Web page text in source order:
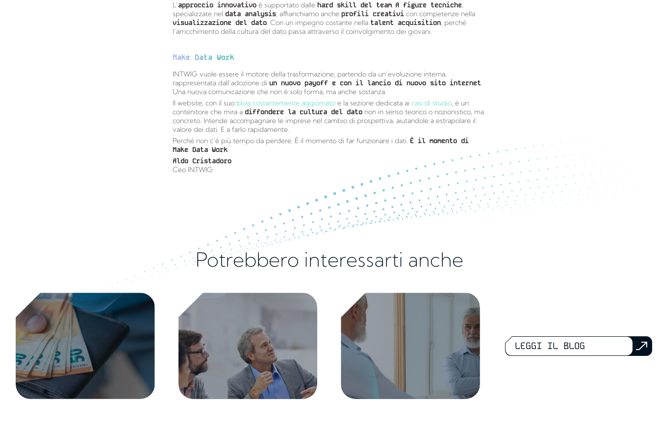
L’approccio innovativo è supportato dalle hard skill del team. A figure tecniche,
specializzate nel data analysis, affianchiamo anche profili creativi con competenze nella
visualizzazione del dato. Con un impegno costante nella talent acquisition, perché
l’arricchimento della cultura del dato passa attraverso il coinvolgimento dei giovani.
Make Data Work
INTWIG vuole essere il motore della trasformazione, partendo da un’evoluzione interna,
rappresentata dall’adozione di un nuovo payoff e con il lancio di nuovo sito internet.
Una nuova comunicazione che non è solo forma, ma anche sostanza.
Il website, con il suo blog costantemente aggiornato e la sezione dedicata ai casi di studio, è un
contenitore che mira a diffondere la cultura del dato non in senso teorico o nozionistico, ma
concreto. Intende accompagnare le imprese nel cambio di prospettiva, aiutandole a estrapolare il
valore dei dati. E a farlo rapidamente.
Perché non c’è più tempo da perdere. È il momento di far funzionare i dati. È il momento di
Make Data Work.
Aldo Cristadoro
Ceo INTWIG
Potrebbero interessarti anche
Leadership in trasformazione: la
reputazione che permette di
ispirare
Bias e stereotipi sul lavoro:
quando le scorciatoie mentali
diventano discriminazioni
Redditi in crescita, +4,1% nel 2024
oltre l’inflazione
Leadership in trasformazione: la
LEGGI IL BLOG